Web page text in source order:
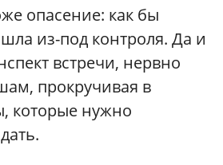
опасение: как бы
из-под контроля. Да и
встречи, нервно
прокручивая в
которые нужно